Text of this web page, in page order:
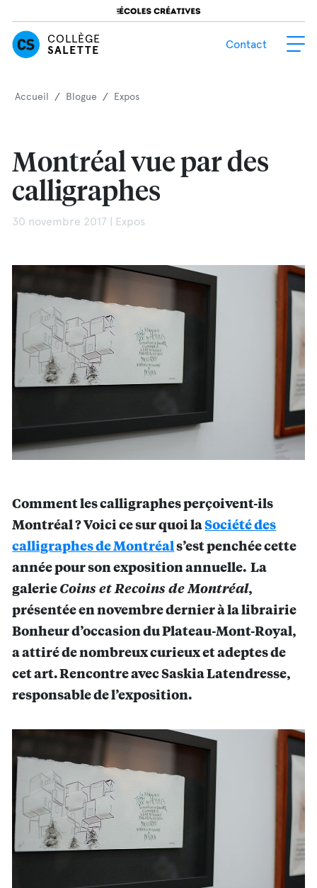
COLLÈGE
SALETTE
Contact
Accueil / Blogue / Expos
Montréal vue par des
calligraphes
30 novembre 2017 | Expos
Comment les calligraphes perçoivent-ils
Montréal ? Voici ce sur quoi laSociété des
calligraphes de Montréals’est penchée cette
année pour son exposition annuelle. La
galerie Coins et Recoins de Montréal,
présentée en novembre dernier à la librairie
Bonheur d’occasion du Plateau-Mont-Royal,
a attiré de nombreux curieux et adeptes de
cet art. Rencontre avec Saskia Latendresse,
responsable de l’exposition.